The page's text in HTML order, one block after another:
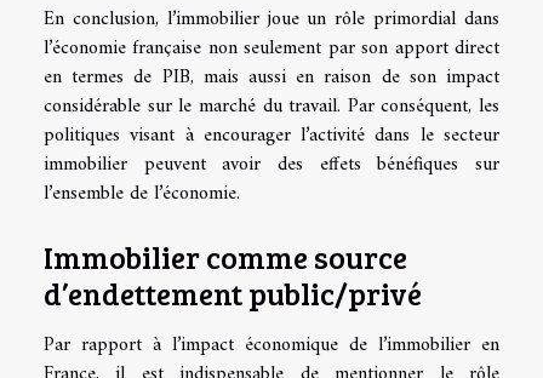
En conclusion, l’immobilier joue un rôle primordial dans
l’économie française non seulement par son apport direct
en termes de PIB, mais aussi en raison de son impact
considérable sur le marché du travail. Par conséquent, les
politiques visant à encourager l’activité dans le secteur
immobilier peuvent avoir des effets bénéfiques sur
l’ensemble de l’économie.
Immobilier comme source
d’endettement public/privé
Par rapport à l’impact économique de l’immobilier en